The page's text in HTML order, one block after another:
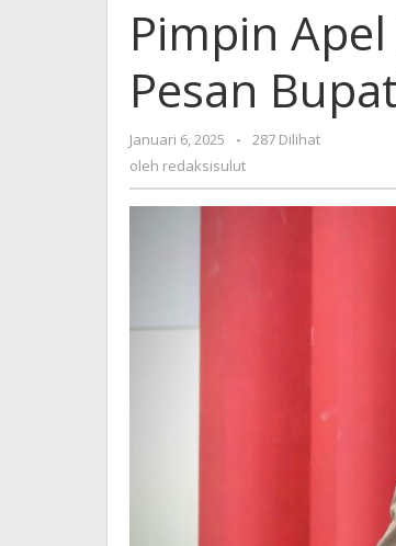
Awal
Tahun
Ini
Pesan
Bupati
Pimpin
Pesan
Januari 6, 2025
oleh
redaksisulut
-
287 Dilihat
oleh redaksisulut